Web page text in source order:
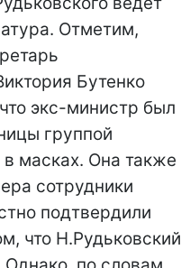
Отметим,
Бутенко
экс-министр был
группой
масках. Она также
сотрудники
подтвердили
что Н.Рудьковский